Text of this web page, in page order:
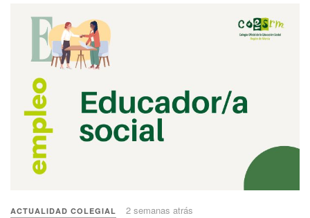
ACTUALIDAD COLEGIAL 2 semanas atrás